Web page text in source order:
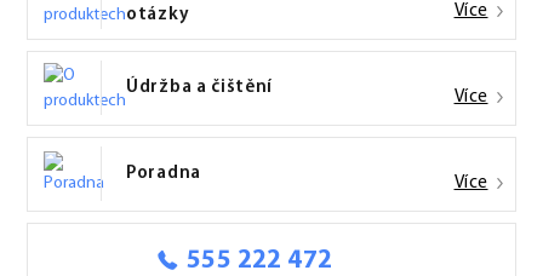
otázky
Více
Údržba a čištění Více
Poradna Více
555 222 472